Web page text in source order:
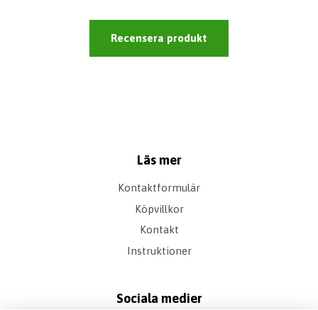
Recensera produkt
Läs mer
Kontaktformulär
Köpvillkor
Kontakt
Instruktioner
Sociala medier